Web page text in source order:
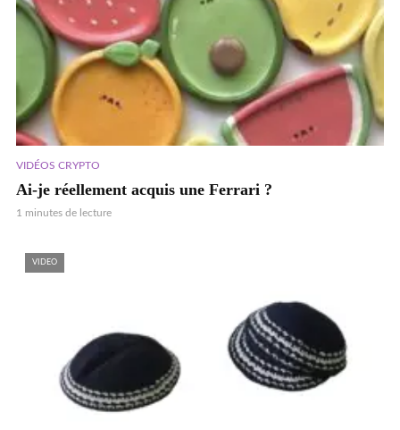
VIDÉOS CRYPTO
Ai-je réellement acquis une Ferrari ?
1 minutes de lecture
VIDEO